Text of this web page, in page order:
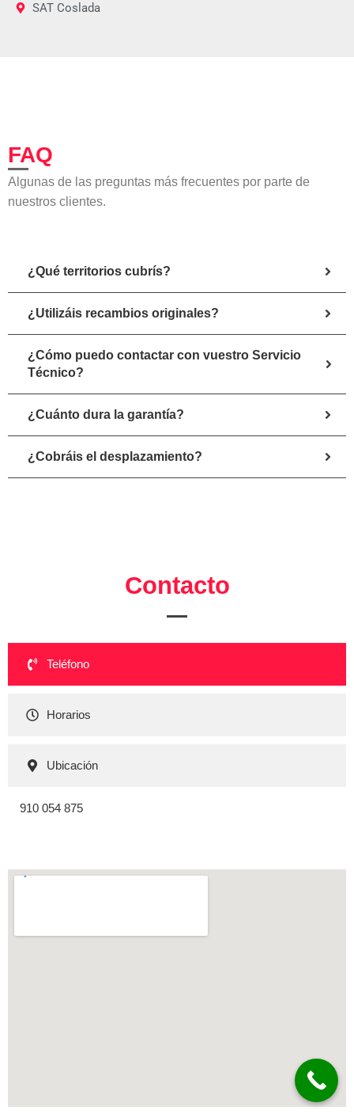
SAT Coslada
FAQ
Algunas de las preguntas más frecuentes por parte de
nuestros clientes.
¿Qué territorios cubrís?
¿Utilizáis recambios originales?
¿Cómo puedo contactar con vuestro Servicio
Técnico?
¿Cuánto dura la garantía?
¿Cobráis el desplazamiento?
Contacto
Teléfono
Horarios
Ubicación
910 054 875